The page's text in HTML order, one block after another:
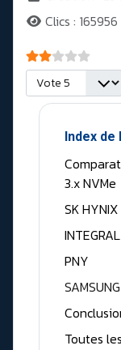
Clics : 165956
Vote utilisateur:
Veuillez voter
Index
3.x NVMe
SK HYNIX
INTEGRAL
PNY
SAMSUNG
Toutes